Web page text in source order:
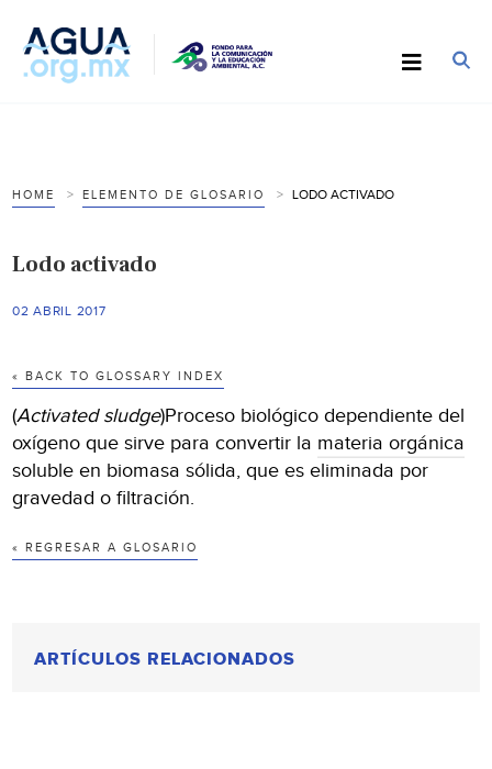
HOME ELEMENTO DE GLOSARIO LODO ACTIVADO
Lodo activado
02 ABRIL 2017
« BACK TO GLOSSARY INDEX
(Activated sludge)Proceso biológico dependiente del
oxígeno que sirve para convertir la materia orgánica
soluble en biomasa sólida, que es eliminada por
gravedad o filtración.
« REGRESAR A GLOSARIO
ARTÍCULOS RELACIONADOS